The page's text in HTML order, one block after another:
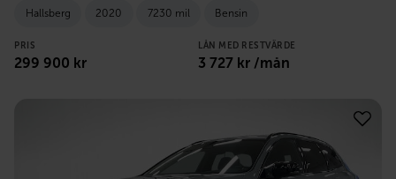
Hallsberg 2020 7230 mil Bensin
PRIS
299 900 kr
LÅN MED RESTVÄRDE
3 727 kr /mån